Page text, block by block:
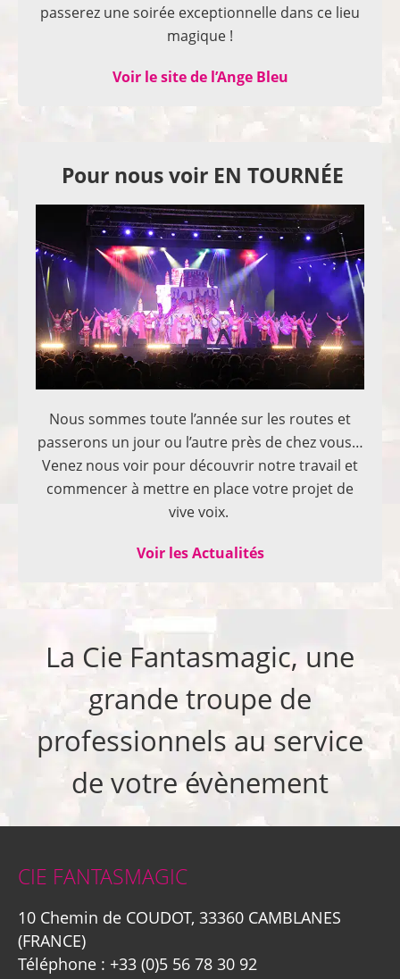
passerez une soirée exceptionnelle dans ce lieu
magique !
Voir le site de l’Ange Bleu
Pour nous voir EN TOURNÉE
Nous sommes toute l’année sur les routes et
passerons un jour ou l’autre près de chez vous…
Venez nous voir pour découvrir notre travail et
commencer à mettre en place votre projet de
vive voix.
Voir les Actualités
La Cie Fantasmagic, une
grande troupe de
professionnels au service
de votre évènement
CIE FANTASMAGIC
10 Chemin de COUDOT, 33360 CAMBLANES
(FRANCE)
Téléphone : +33 (0)5 56 78 30 92